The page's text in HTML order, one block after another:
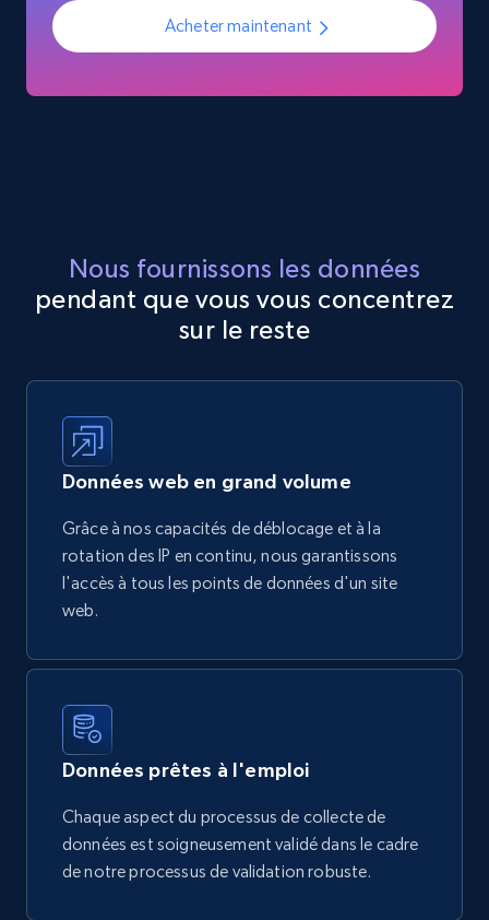
Acheter maintenant
Nous fournissons les données
pendant que vous vous concentrez
sur le reste
Données web en grand volume
Grâce à nos capacités de déblocage et à la
rotation des IP en continu, nous garantissons
l'accès à tous les points de données d'un site
web.
Données prêtes à l'emploi
Chaque aspect du processus de collecte de
données est soigneusement validé dans le cadre
de notre processus de validation robuste.